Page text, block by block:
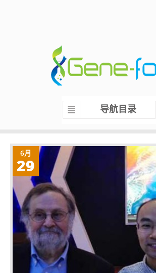
导航目录
6月
29